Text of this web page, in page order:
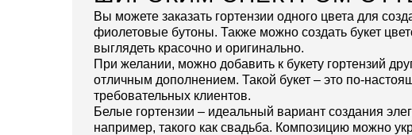
Вы можете заказать гортензии одного цвета для
фиолетовые бутоны. Также можно создать букет
выглядеть красочно и оригинально.
При желании, можно добавить к букету гортензий
отличным дополнением. Такой букет – это по-
требовательных клиентов.
Белые гортензии – идеальный вариант создания
например, такого как свадьба. Композицию можно